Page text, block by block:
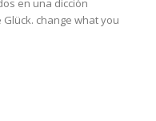
en una dicción
change what you